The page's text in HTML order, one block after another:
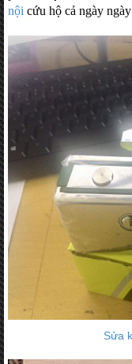
nội cứu hộ cả ngày
Sửa